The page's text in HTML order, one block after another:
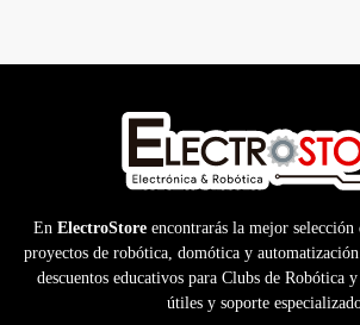
En ElectroStoreencontrarás la mejor selección
proyectos de robótica, domótica y
descuentos educativos para Clubs de Robótica
útiles y soporte